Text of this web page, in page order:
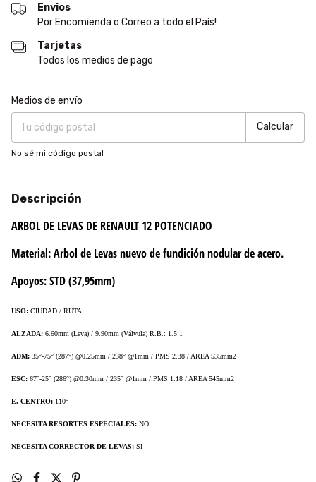
Envios
Por Encomienda o Correo a todo el País!
Tarjetas
Todos los medios de pago
Entregas para el CP:
Medios de envío
Calcular
No sé mi código postal
Descripción
ARBOL DE LEVAS DE RENAULT 12 POTENCIADO
Material:Arbol de Levas nuevo de fundición nodular de acero.
Apoyos:STD (37,95mm)
USO: CIUDAD / RUTA
ALZADA: 6.60mm (Leva) / 9.90mm (Válvula) R.B.: 1.5:1
ADM: 35°-75° (287°) @0.25mm / 238° @1mm / PMS 2.38 / AREA 535mm2
ESC: 67°-25° (286°) @0.30mm / 235° @1mm / PMS 1.18 / AREA 545mm2
E. CENTRO: 110°
NECESITA RESORTES ESPECIALES: NO
NECESITA CORRECTOR DE LEVAS: SI